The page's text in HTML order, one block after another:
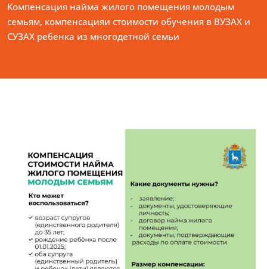
Компенсация найма жилого помещения молодым
семьям, компенсацияи стоимости обучения в ВУЗАХ и
СУЗАХ ребенка из многодетной семьи